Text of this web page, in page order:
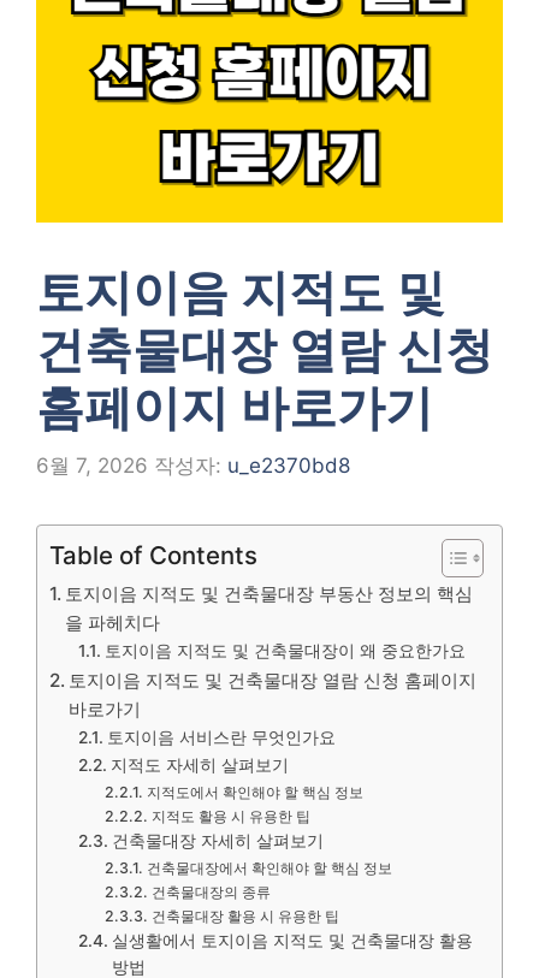
토지이음 지적도 및
건축물대장 열람 신청
홈페이지 바로가기
6월 7, 2026 작성자: u_e2370bd8
Table of Contents
토지이음 지적도 및 건축물대장 부동산 정보의 핵심
을 파헤치다
토지이음 지적도 및 건축물대장이 왜 중요한가요
토지이음 지적도 및 건축물대장 열람 신청 홈페이지
바로가기
토지이음 서비스란 무엇인가요
지적도 자세히 살펴보기
지적도에서 확인해야 할 핵심 정보
지적도 활용 시 유용한 팁
건축물대장 자세히 살펴보기
건축물대장에서 확인해야 할 핵심 정보
건축물대장의 종류
건축물대장 활용 시 유용한 팁
실생활에서 토지이음 지적도 및 건축물대장 활용
방법